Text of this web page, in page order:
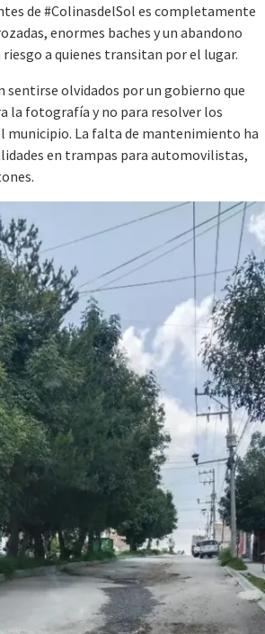
de #ColinasdelSol es completamente
enormes baches y un abandono
riesgo a quienes transitan por el lugar.
sentirse olvidados por un gobierno que
la fotografía y no para resolver los
municipio. La falta de mantenimiento ha
en trampas para automovilistas,